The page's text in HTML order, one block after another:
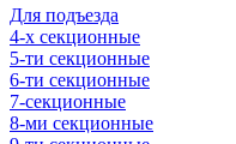
Для подъезда
4-х секционные
5-ти секционные
6-ти секционные
7-секционные
8-ми секционные